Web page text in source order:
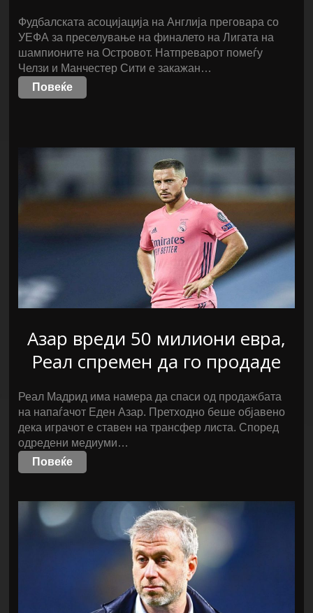
Фудбалската асоцијација на Англија преговара со
УЕФА за преселување на финалето на Лигата на
шампионите на Островот. Натпреварот помеѓу
Челзи и Манчестер Сити е закажан…
Повеќе
Азар вреди 50 милиони евра,
Реал спремен да го продаде
Реал Мадрид има намера да спаси од продажбата
на напаѓачот Еден Азар. Претходно беше објавено
дека играчот е ставен на трансфер листа. Според
одредени медиуми…
Повеќе